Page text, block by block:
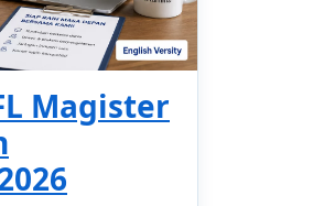
Magister